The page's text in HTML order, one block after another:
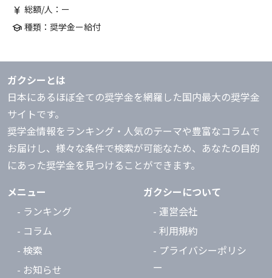
currency_yen 総額/人：ー
school 種類：奨学金ー給付
ガクシーとは
日本にあるほぼ全ての奨学金を網羅した国内最大の奨学金
サイトです。
奨学金情報をランキング・人気のテーマや豊富なコラムで
お届けし、様々な条件で検索が可能なため、あなたの目的
にあった奨学金を見つけることができます。
メニュー
- ランキング
- コラム
- 検索
- お知らせ
ガクシーについて
- 運営会社
- 利用規約
- プライバシーポリシ
ー